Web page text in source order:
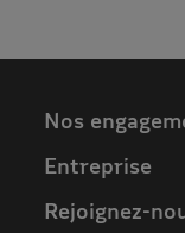
Nos
Entreprise
Rejoignez-